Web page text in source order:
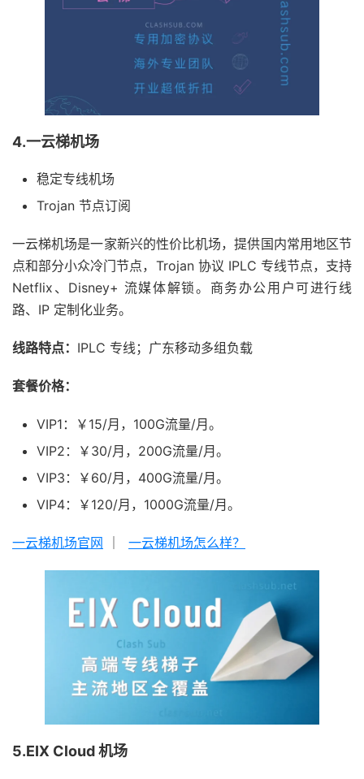
4.一云梯机场
稳定专线机场
Trojan 节点订阅
一云梯机场是一家新兴的性价比机场，提供国内常用地区节
点和部分小众冷门节点，Trojan 协议 IPLC 专线节点，支持
Netflix、Disney+ 流媒体解锁。商务办公用户可进行线
路、IP 定制化业务。
线路特点： IPLC 专线；广东移动多组负载
套餐价格：
VIP1：￥15/月，100G流量/月。
VIP2：￥30/月，200G流量/月。
VIP3：￥60/月，400G流量/月。
VIP4：￥120/月，1000G流量/月。
一云梯机场官网 一云梯机场怎么样？
5.EIX Cloud 机场